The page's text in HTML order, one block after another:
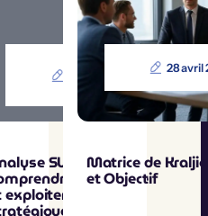
USP ?
et
2025
SWOT :
construire
la matrice
28 avril
Matrice de
et Objectif